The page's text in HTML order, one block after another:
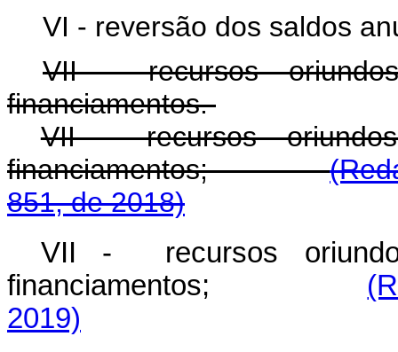
VI - reversão dos saldos
VII - recursos
financiamentos.
VII - recursos
financiamentos;
851, de 2018)
VII - recursos
financiamentos;
2019)